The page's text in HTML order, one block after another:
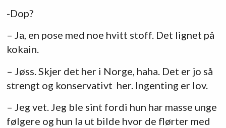
-Dop?
– Ja, en pose med noe hvitt stoff. Det lignet på
kokain.
– Jøss. Skjer det her i Norge, haha. Det er jo så
strengt og konservativt her. Ingenting er lov.
– Jeg vet. Jeg ble sint fordi hun har masse unge
følgere og hun la ut bilde hvor de flørter med